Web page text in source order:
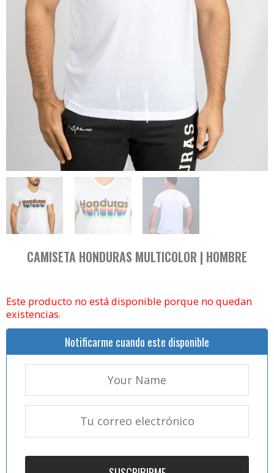
CAMISETA HONDURAS MULTICOLOR | HOMBRE
Este producto no está disponible porque no quedan
existencias.
Notificarme cuando este disponible